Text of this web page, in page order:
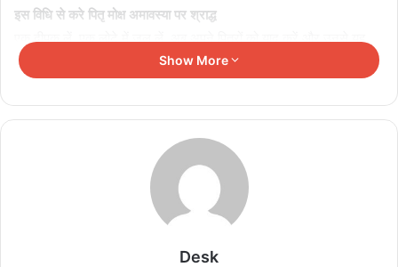
इस विधि से करे पितृ मोक्ष अमावस्या पर श्राद्ध
प्रार्थना करें कि पितृपक्ष समाप्त हो गया है, इसलिए वह परिवार के सभी सदस्यों को
आशीर्वाद देकर अपने लोक में वापस चले जाएं और भगवान विष्णु जी का स्मरण कर
पीपल के पेड़ के नीचे दीपक रखें जल चढ़ाते हुए पितरों के आशीर्वाद की याद करें.
अलमारी के ऊपर रखा कबाड़ रोक सकता है बरकत, वास्तु में
बताए ये नियम
Show More
Desk